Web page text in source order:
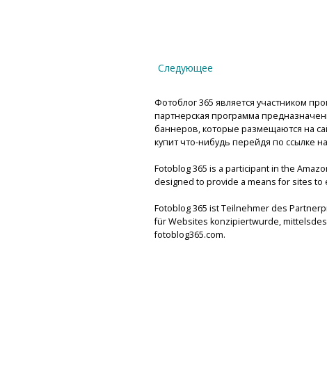
Следующее
Фотоблог 365 является участником
партнерская программа
баннеров, которые размещаются на
купит что-нибудь перейдя по ссылке
Fotoblog 365 is a participant in the
designed to provide a means for sites to
Fotoblog 365 ist Teilnehmer des
für Websites konzipiertwurde,
fotoblog365.com.